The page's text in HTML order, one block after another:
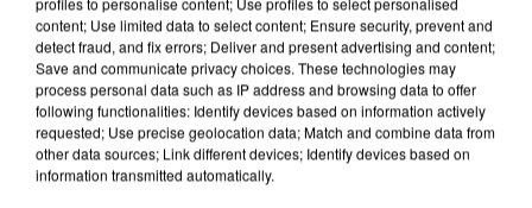
APRÈS TOUTES CES CANICULES, LES REFUGES
DE FAUNE SAUVAGE SONT...
content; Use limited data to select content; Ensure security, prevent and
detect fraud, and fix errors; Deliver and present advertising and content;
Save and communicate privacy choices. These technologies may
process personal data such as IP address and browsing data to offer
following functionalities: Identify devices based on information actively
requested; Use precise geolocation data; Match and combine data from
other data sources; Link different devices; Identify devices based on
information transmitted automatically.